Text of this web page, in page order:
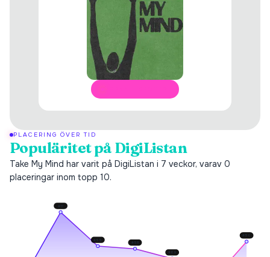
PLACERING ÖVER TID
Populäritet på DigiListan
Take My Mind har varit på DigiListan i 7 veckor, varav 0
placeringar inom topp 10.
# 17
# 55
# 58
# 69
# 50